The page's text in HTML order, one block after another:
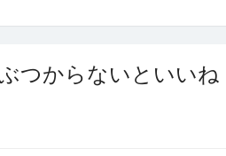
つからないといいね